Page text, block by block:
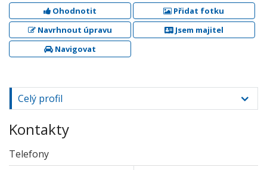
Ohodnotit
Přidat fotku
Navrhnout úpravu
Jsem majitel
Navigovat
Celý profil
Kontakty
Telefony